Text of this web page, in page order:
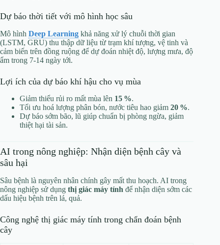
Dự báo thời tiết với mô hình học sâu
Mô hình Deep Learning khả năng xử lý chuỗi thời gian
(LSTM, GRU) thu thập dữ liệu từ trạm khí tượng, vệ tinh và
cảm biến trên đồng ruộng để dự đoán nhiệt độ, lượng mưa, độ
ẩm trong 7‑14 ngày tới.
Lợi ích của dự báo khí hậu cho vụ mùa
Giảm thiểu rủi ro mất mùa lên 15 %.
Tối ưu hoá lượng phân bón, nước tiêu hao giảm 20 %.
Dự báo sớm bão, lũ giúp chuẩn bị phòng ngừa, giảm
thiệt hại tài sản.
AI trong nông nghiệp: Nhận diện bệnh cây và
sâu hại
Sâu bệnh là nguyên nhân chính gây mất thu hoạch. AI trong
nông nghiệp sử dụng thị giác máy tính để nhận diện sớm các
dấu hiệu bệnh trên lá, quả.
Công nghệ thị giác máy tính trong chẩn đoán bệnh
cây